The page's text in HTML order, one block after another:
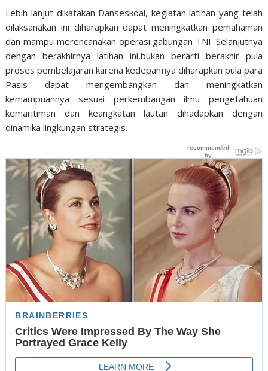
Lebih lanjut dikatakan Danseskoal, kegiatan latihan yang telah
dilaksanakan ini diharapkan dapat meningkatkan pemahaman
dan mampu merencanakan operasi gabungan TNI. Selanjutnya
dengan berakhirnya latihan ini,bukan berarti berakhir pula
proses pembelajaran karena kedepannya diharapkan pula para
Pasis dapat mengembangkan dan meningkatkan
kemampuannya sesuai perkembangan ilmu pengetahuan
kemaritiman dan keangkatan lautan dihadapkan dengan
dinamika lingkungan strategis.